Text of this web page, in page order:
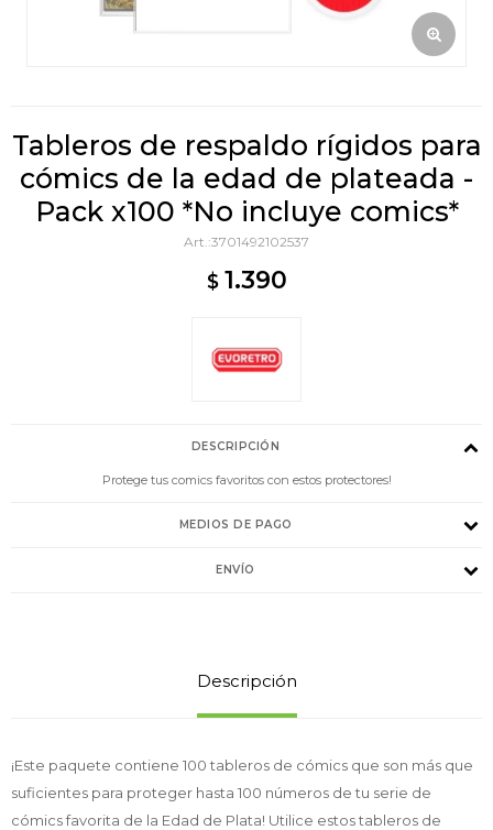
Tableros de respaldo rígidos para
cómics de la edad de plateada -
Pack x100 *No incluye comics*
3701492102537
$ 1.390
DESCRIPCIÓN
Protege tus comics favoritos con estos protectores!
MEDIOS DE PAGO
ENVÍO
Descripción
¡Este paquete contiene 100 tableros de cómics que son más que
suficientes para proteger hasta 100 números de tu serie de
cómics favorita de la Edad de Plata! Utilice estos tableros de